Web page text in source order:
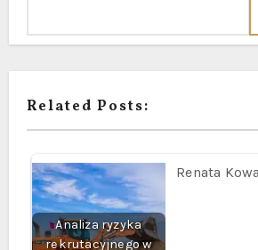
Related Posts:
Analiza ryzyka
rekrutacyjnego w
Renata